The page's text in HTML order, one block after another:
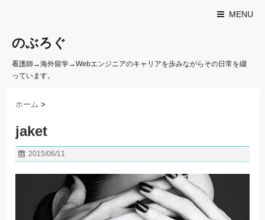
MENU
のぶろぐ
看護師→海外留学→Webエンジニアのキャリアを歩みながらその日常を綴
っています。
ホーム >
jaket
2015/06/11